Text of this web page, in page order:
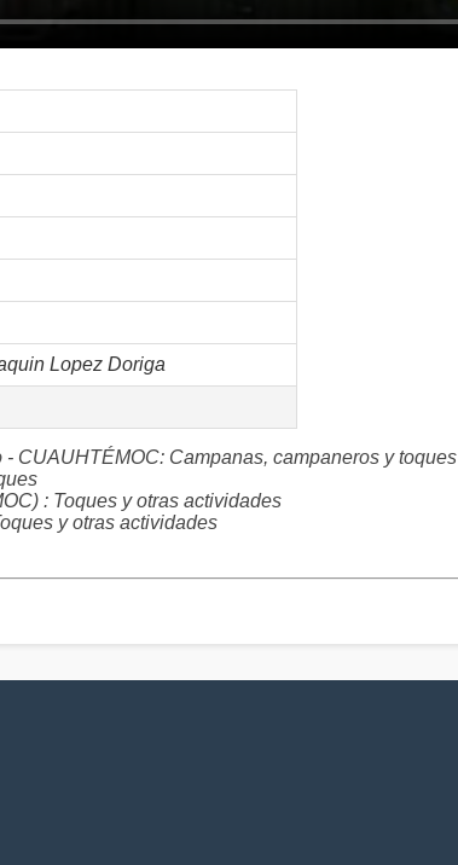
Lopez Doriga
CUAUHTÉMOC: Campanas, campaneros y toques
: Toques y otras actividades
y otras actividades